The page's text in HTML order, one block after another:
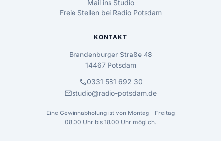
Mail ins Studio
Freie Stellen bei Radio Potsdam
KONTAKT
Brandenburger Straße 48
14467 Potsdam
call0331 581 692 30
mailstudio@radio-potsdam.de
Eine Gewinnabholung ist von Montag – Freitag
08.00 Uhr bis 18.00 Uhr möglich.